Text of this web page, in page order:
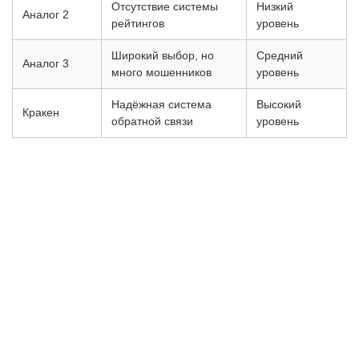
Аналог 2
Отсутствие системы
рейтингов
Низкий
уровень
Аналог 3
Широкий выбор, но
много мошенников
Средний
уровень
Кракен
Надёжная система
обратной связи
Высокий
уровень